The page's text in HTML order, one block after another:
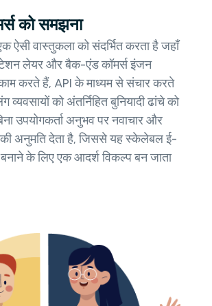
को समझना
ऐसी वास्तुकला को संदर्भित करता है जहाँ
लेयर और बैक-एंड कॉमर्स इंजन
करते हैं, API के माध्यम से संचार करते
व्यवसायों को अंतर्निहित बुनियादी ढांचे को
उपयोगकर्ता अनुभव पर नवाचार और
की अनुमति देता है, जिससे यह स्केलेबल ई-
बनाने के लिए एक आदर्श विकल्प बन जाता